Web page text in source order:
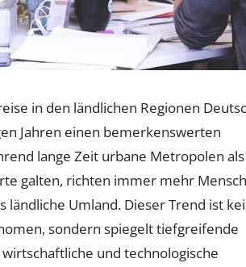
in den ländlichen Regionen
Jahren einen bemerkenswerten
lange Zeit urbane Metropolen
galten, richten immer mehr
ländliche Umland. Dieser Trend ist
sondern spiegelt tiefgreifende
und technologische